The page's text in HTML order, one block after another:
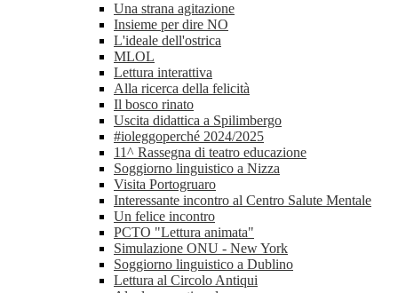
Una strana agitazione
Insieme per dire NO
L'ideale dell'ostrica
MLOL
Lettura interattiva
Alla ricerca della felicità
Il bosco rinato
Uscita didattica a Spilimbergo
#ioleggoperché 2024/2025
11^ Rassegna di teatro educazione
Soggiorno linguistico a Nizza
Visita Portogruaro
Interessante incontro al Centro Salute Mentale
Un felice incontro
PCTO "Lettura animata"
Simulazione ONU - New York
Soggiorno linguistico a Dublino
Lettura al Circolo Antiqui